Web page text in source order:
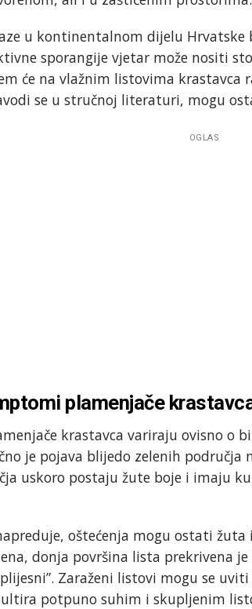
u kontinentalnom dijelu Hrvatske
sporangije vjetar može nositi
će na vlažnim listovima krastavca
se u stručnoj literaturi, mogu
OGLAS
plamenjače
krastavca variraju ovisno o
je pojava blijedo zelenih područja
uskoro postaju žute boje i imaju
oštećenja mogu ostati
donja površina lista prekrivena
Zaraženi listovi mogu se
potpuno suhim i skupljenim